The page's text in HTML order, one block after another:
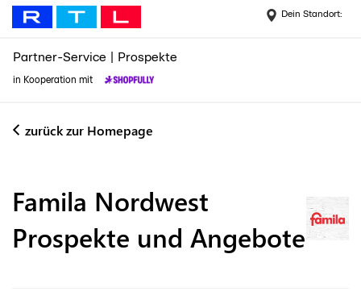
Dein Standort:
Partner-Service Prospekte
in Kooperation mit
zurück zur Homepage
Famila Nordwest
Prospekte und Angebote